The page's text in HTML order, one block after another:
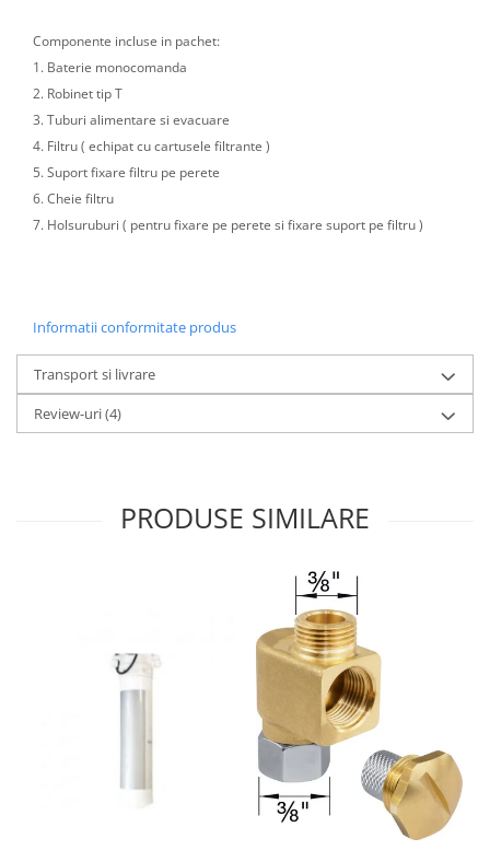
Componente incluse in pachet:
1. Baterie monocomanda
2. Robinet tip T
3. Tuburi alimentare si evacuare
4. Filtru ( echipat cu cartusele filtrante )
5. Suport fixare filtru pe perete
6. Cheie filtru
7. Holsuruburi ( pentru fixare pe perete si fixare suport pe filtru )
Informatii conformitate produs
Transport si livrare
Review-uri(4)
PRODUSE SIMILARE